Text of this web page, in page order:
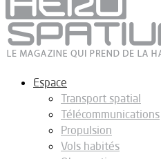
Espace
Transport spatial
Télécommunications
Propulsion
Vols habités